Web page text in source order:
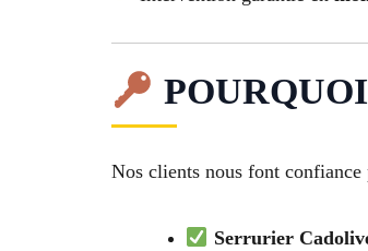
Nos clients nous font confiance
Serrurier